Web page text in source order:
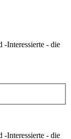
Interessierte - die
Interessierte - die